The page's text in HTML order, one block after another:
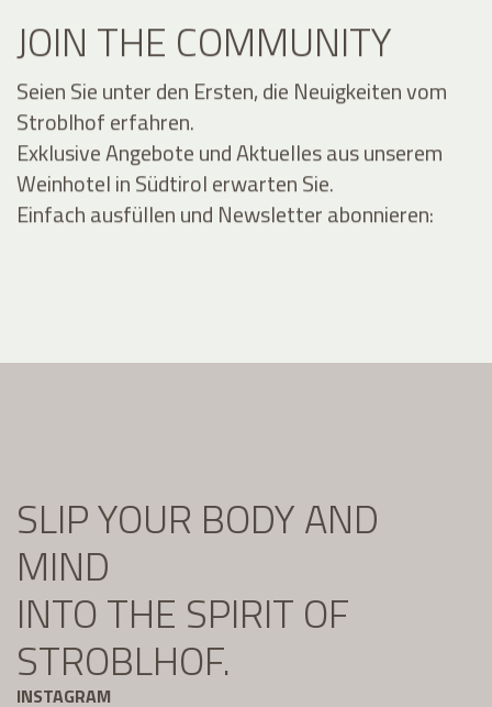
JOIN THE COMMUNITY
Seien Sie unter den Ersten, die Neuigkeiten vom
Stroblhof erfahren.
Exklusive Angebote und Aktuelles aus unserem
Weinhotel in Südtirol erwarten Sie.
Einfach ausfüllen und Newsletter abonnieren:
SLIP YOUR BODY AND
MIND
INTO THE SPIRIT OF
STROBLHOF.
INSTAGRAM